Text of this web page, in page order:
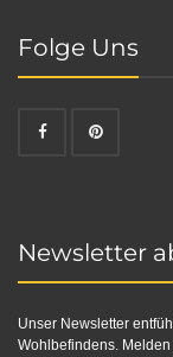
Folge Uns
Newsletter
Unser Newsletter
Wohlbefindens.